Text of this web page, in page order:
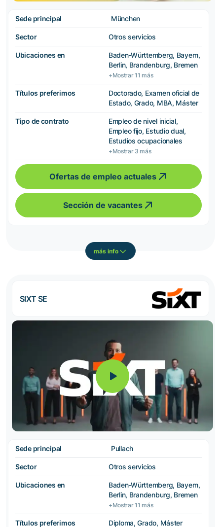
Sede principal München
Sector Otros servicios
Ubicaciones en
Baden-Württemberg, Bayern,
Berlin, Brandenburg, Bremen
+Mostrar 11 más
Títulos preferimos
Doctorado, Examen oficial de
Estado, Grado, MBA, Máster
Tipo de contrato
Empleo de nivel inicial,
Empleo fijo, Estudio dual,
Estudios ocupacionales
+Mostrar 3 más
Ofertas de empleo actuales
Sección de vacantes
más info
SIXT SE
Sede principal Pullach
Sector Otros servicios
Ubicaciones en
Baden-Württemberg, Bayern,
Berlin, Brandenburg, Bremen
+Mostrar 11 más
Títulos preferimos Diploma, Grado, Máster